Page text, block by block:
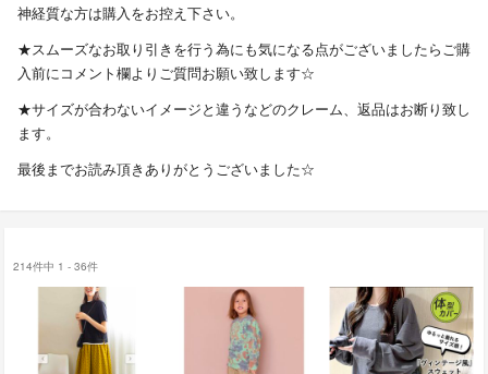
神経質な方は購入をお控え下さい。
★スムーズなお取り引きを行う為にも気になる点がございましたらご購
入前にコメント欄よりご質問お願い致します☆
★サイズが合わないイメージと違うなどのクレーム、返品はお断り致し
ます。
最後までお読み頂きありがとうございました☆
214件中 1 - 36件